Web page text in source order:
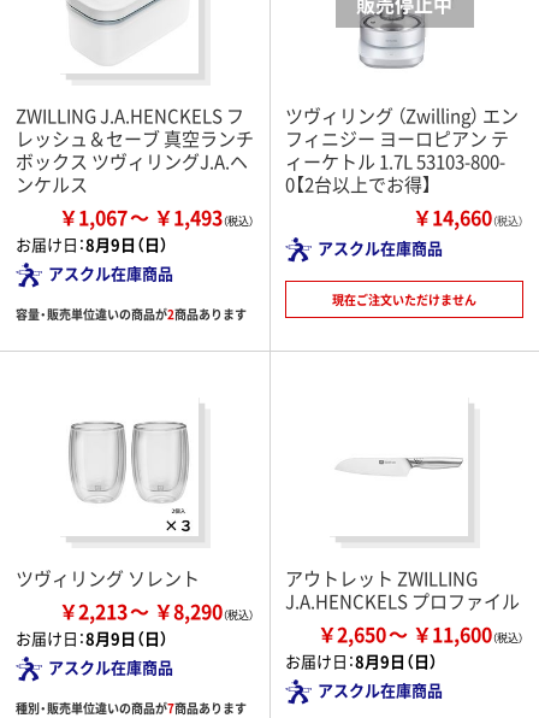
ZWILLING J.A.HENCKELS フ
レッシュ＆セーブ 真空ランチ
ボックス ツヴィリングJ.A.ヘ
ンケルス
￥1,067 ￥1,493
お届け日：8月9日（日）
アスクル在庫商品
容量・販売単位違いの商品が2商品あります
ツヴィリング （Zwilling） エン
フィニジー ヨーロピアン テ
ィーケトル 1.7L 53103-800-
0【2台以上でお得】
￥14,660（税込）
アスクル在庫商品
現在ご注文いただけません
ツヴィリング ソレント
￥2,213 ￥8,290
お届け日：8月9日（日）
アスクル在庫商品
種別・販売単位違いの商品が7商品あります
アウトレット ZWILLING
J.A.HENCKELS プロファイル
￥2,650 ￥11,600
お届け日：8月9日（日）
アスクル在庫商品